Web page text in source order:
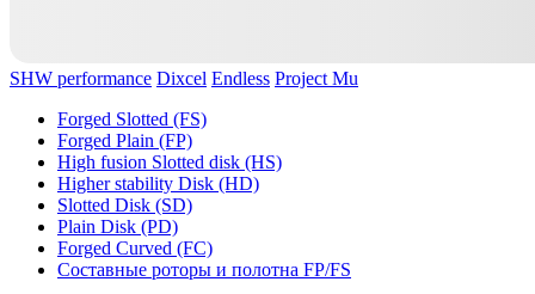
SHW performance Dixcel Endless Project Mu
Forged Slotted (FS)
Forged Plain (FP)
High fusion Slotted disk (HS)
Higher stability Disk (HD)
Slotted Disk (SD)
Plain Disk (PD)
Forged Curved (FC)
Составные роторы и полотна FP/FS